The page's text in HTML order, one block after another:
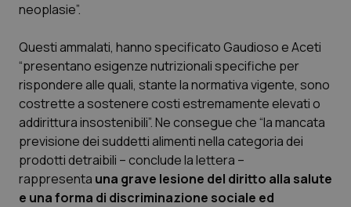
Lazio
Liguria
Lombardia
Marche
Molise
Diabete & glucometri
Disturbi dell’umore
Dolore
Donna & Salute
Epatiti
neoplasie”.
Questi ammalati, hanno specificato Gaudioso e Aceti
“presentano esigenze nutrizionali specifiche per
rispondere alle quali, stante la normativa vigente, sono
costrette a sostenere costi estremamente elevati o
addirittura insostenibili”. Ne consegue che “la mancata
previsione dei suddetti alimenti nella categoria dei
prodotti detraibili – conclude la lettera –
rappresenta una grave lesione del diritto alla salute
e una forma di discriminazione sociale ed